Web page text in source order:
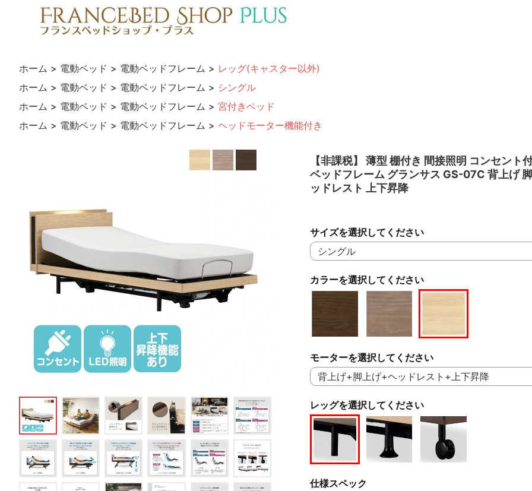
ホーム > 電動ベッド > 電動ベッドフレーム > レッグ(キャスター以外)
ホーム > 電動ベッド > 電動ベッドフレーム > シングル
ホーム > 電動ベッド > 電動ベッドフレーム > 宮付きベッド
ホーム > 電動ベッド > 電動ベッドフレーム > ヘッドモーター機能付き
【非課税】 薄型 棚付き 間接照明 コンセント付
ベッドフレーム グランサス GS-07C 背上げ 脚
ッドレスト 上下昇降
カラーを選択してください
サイズを選択してください
モーターを選択してください
レッグを選択してください
仕様スペック